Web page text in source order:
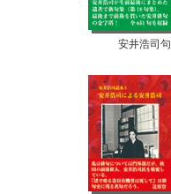
安井浩司